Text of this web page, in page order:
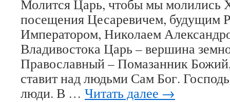
архиерее-
исповеднике
Вениамине
(Новицком)
Молится Царь, чтобы мы молились
посещения Цесаревичем, будущим
Императором, Николаем
Владивостока Царь – вершина
Православный – Помазанник
ставит над людьми Сам Бог.
люди. В … Читать далее →